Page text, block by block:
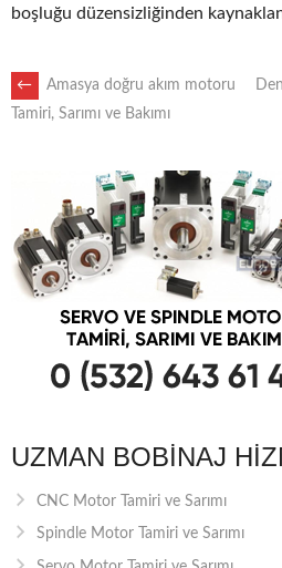
boşluğu düzensizliğinden
POST
NAVIGATION
←
Amasya doğru akım motoru
Tamiri, Sarımı ve Bakımı
UZMAN BOBINAJ
CNC Motor Tamiri ve Sarımı
Spindle Motor Tamiri ve Sarımı